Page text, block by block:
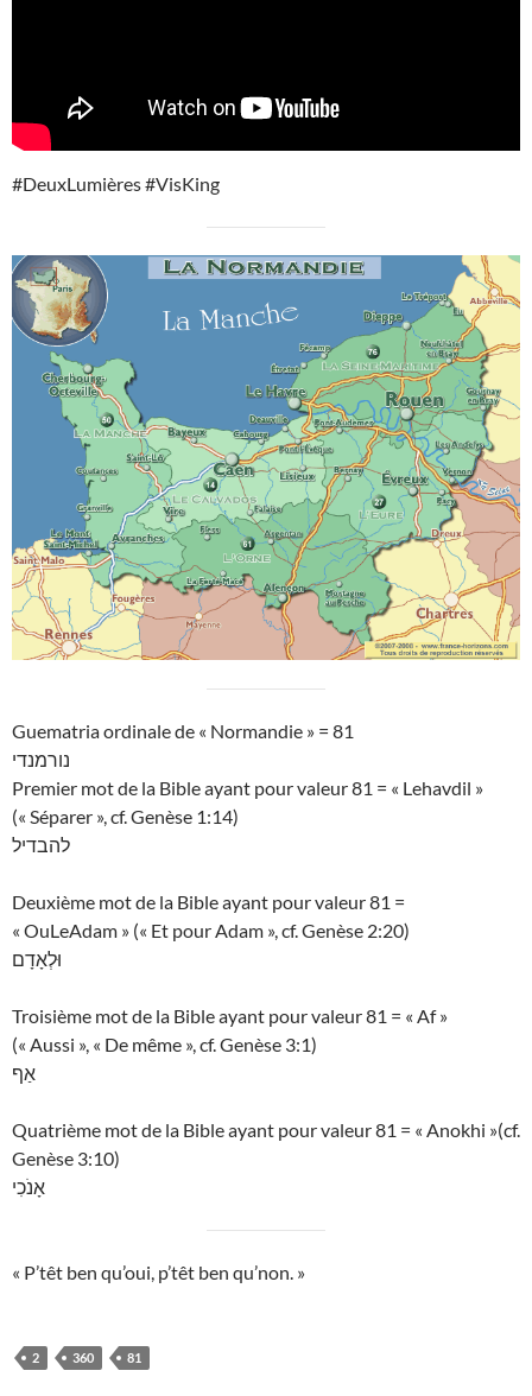
#DeuxLumières #VisKing
Guematria ordinale de « Normandie » = 81
נורמנדי
Premier mot de la Bible ayant pour valeur 81 = « Lehavdil »
(« Séparer », cf. Genèse 1:14)
להבדיל
Deuxième mot de la Bible ayant pour valeur 81 =
« OuLeAdam » (« Et pour Adam », cf. Genèse 2:20)
וּלְאָדָם
Troisième mot de la Bible ayant pour valeur 81 = « Af »
(« Aussi », « De même », cf. Genèse 3:1)
אַף
Quatrième mot de la Bible ayant pour valeur 81 = « Anokhi »(cf.
Genèse 3:10)
אָנֹכִי
« P’têt ben qu’oui, p’têt ben qu’non. »
2 360 81